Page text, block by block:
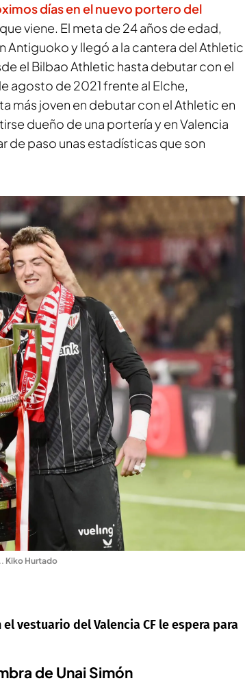
días en el nuevo portero del
viene. El meta de 24 años de edad,
Antiguoko y llegó a la cantera del Athletic
el Bilbao Athletic hasta debutar con el
agosto de 2021 frente al Elche,
más joven en debutar con el Athletic en
dueño de una portería y en Valencia
de paso unas estadísticas que son
. Kiko Hurtado
vestuario del Valencia CF le espera para
de Unai Simón